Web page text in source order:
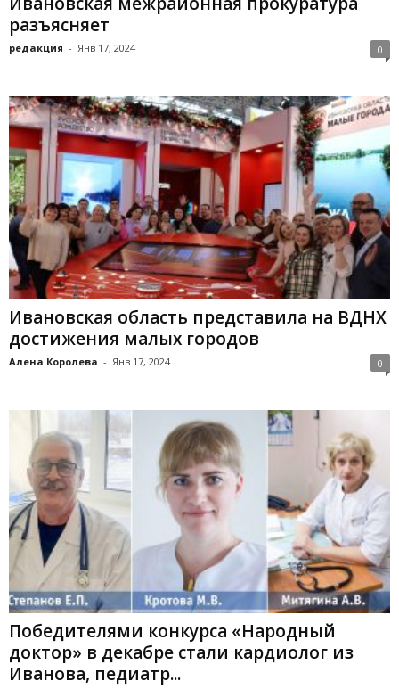
разъясняет
редакция - Янв 17, 2024 0
Ивановская область представила на ВДНХ
достижения малых городов
Алена Королева - Янв 17, 2024 0
Победителями конкурса «Народный
доктор» в декабре стали кардиолог из
Иванова, педиатр...